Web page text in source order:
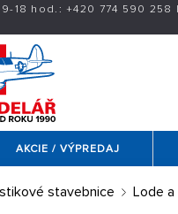
9-18 hod.:+420 774 590 258 |
AKCIE / VÝPREDAJ
stavebnice Lode